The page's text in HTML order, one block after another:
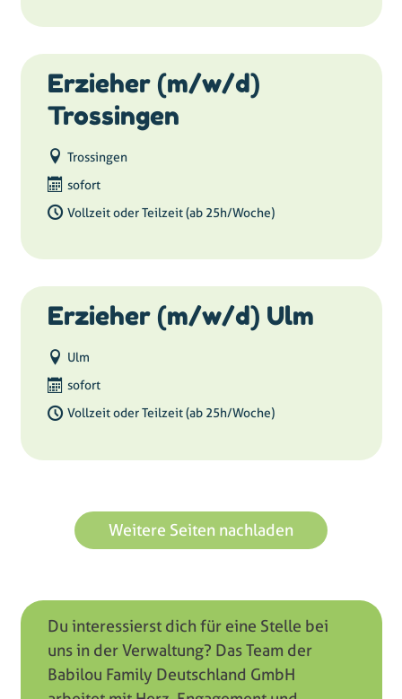
Erzieher (m/w/d)
Trossingen
Trossingen
sofort
Vollzeit oder Teilzeit (ab 25h/Woche)
Erzieher (m/w/d) Ulm
Ulm
sofort
Vollzeit oder Teilzeit (ab 25h/Woche)
Weitere Seiten nachladen
Du interessierst dich für eine Stelle bei
uns in der Verwaltung? Das Team der
Babilou Family Deutschland GmbH